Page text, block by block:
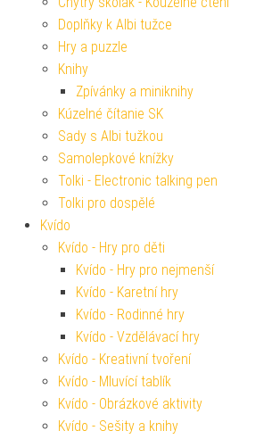
Doplňky k Albi tužce
Hry a puzzle
Knihy
Zpívánky a miniknihy
Kúzelné čítanie SK
Sady s Albi tužkou
Samolepkové knížky
Tolki - Electronic talking pen
Tolki pro dospělé
Kvído
Kvído - Hry pro děti
Kvído - Hry pro nejmenší
Kvído - Karetní hry
Kvído - Rodinné hry
Kvído - Vzdělávací hry
Kvído - Kreativní tvoření
Kvído - Mluvící tablík
Kvído - Obrázkové aktivity
Kvído - Sešity a knihy